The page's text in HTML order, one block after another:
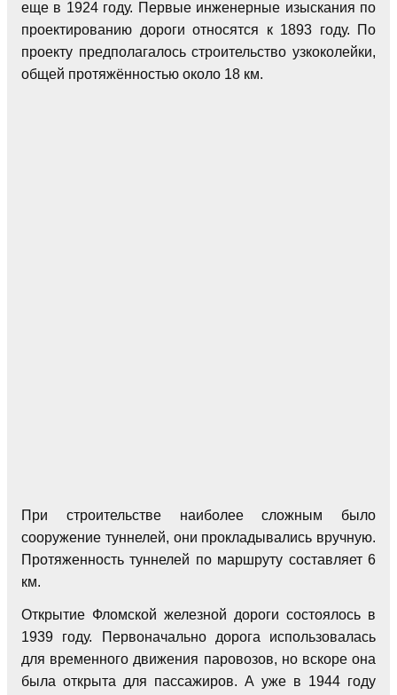
еще в 1924 году. Первые инженерные изыскания по
проектированию дороги относятся к 1893 году. По
проекту предполагалось строительство узкоколейки,
общей протяжённостью около 18 км.
При строительстве наиболее сложным было
сооружение туннелей, они прокладывались вручную.
Протяженность туннелей по маршруту составляет 6
км.
Открытие Фломской железной дороги состоялось в
1939 году. Первоначально дорога использовалась
для временного движения паровозов, но вскоре она
была открыта для пассажиров. А уже в 1944 году